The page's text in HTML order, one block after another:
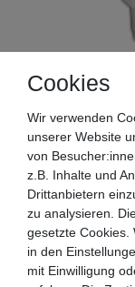
Modell
Cookies
Wir verwenden
unserer Website
von
z.B. Inhalte und
Drittanbietern
zu analysieren.
gesetzte Cookies.
in den
mit Einwilligung